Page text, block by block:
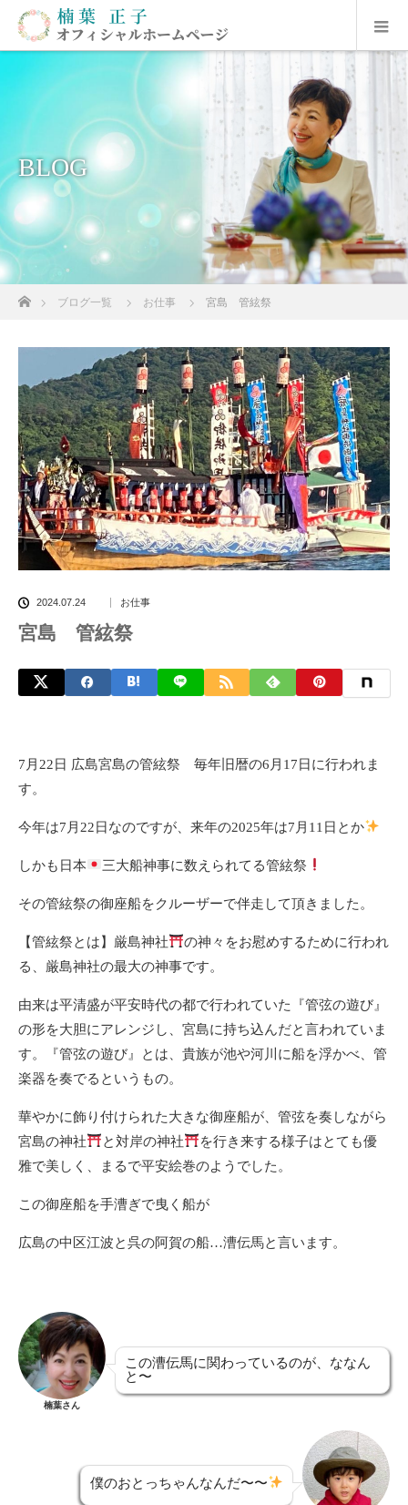
BLOG
ホームブログ一覧 お仕事 宮島 管絃祭
2024.07.24 お仕事
宮島 管絃祭
7月22日 広島宮島の管絃祭 毎年旧暦の6月17日に行われま
す。
今年は7月22日なのですが、来年の2025年は7月11日とか
しかも日本 三大船神事に数えられてる管絃祭
その管絃祭の御座船をクルーザーで伴走して頂きました。
【管絃祭とは】厳島神社
の神々をお慰めするために行われ
る、厳島神社の最大の神事です。
由来は平清盛が平安時代の都で行われていた『管弦の遊び』
の形を大胆にアレンジし、宮島に持ち込んだと言われていま
す。『管弦の遊び』とは、貴族が池や河川に船を浮かべ、管
楽器を奏でるというもの。
華やかに飾り付けられた大きな御座船が、管弦を奏しながら
宮島の神社
と対岸の神社
を行き来する様子はとても優
雅で美しく、まるで平安絵巻のようでした。
この御座船を手漕ぎで曳く船が
広島の中区江波と呉の阿賀の船…漕伝馬と言います。
楠葉さん
この漕伝馬に関わっているのが、ななん
と〜
僕のおとっちゃんなんだ〜〜